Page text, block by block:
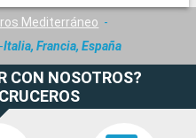
Mediterráneo
Italia, Francia, España
CON NOSOTROS?